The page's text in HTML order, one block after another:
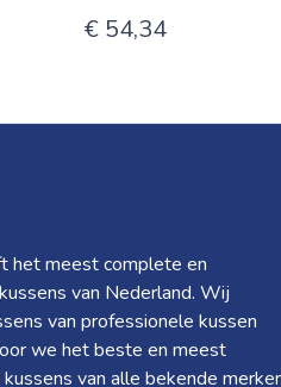
€ 54,34
het meest complete en
van Nederland. Wij
van professionele kussen
we het beste en meest
van alle bekende